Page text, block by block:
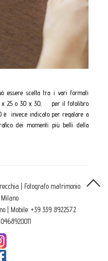
essere scelta tra i vari formati
x 25 o 30 x 30, per il fotolibro
invece indicato per regalare a
dei momenti più belli della
| Fotografo matrimonio
| Mobile: +39 339 8922572